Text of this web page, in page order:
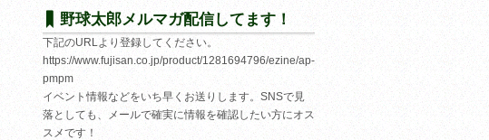
野球太郎メルマガ配信してます！
下記のURLより登録してください。
https://www.fujisan.co.jp/product/1281694796/ezine/ap-
pmpm
イベント情報などをいち早くお送りします。SNSで見
落としても、メールで確実に情報を確認したい方にオス
スメです！